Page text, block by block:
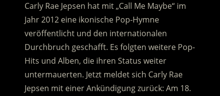
Carly Rae Jepsen hat mit „Call Me Maybe“ im
Jahr 2012 eine ikonische Pop-Hymne
veröffentlicht und den internationalen
Durchbruch geschafft. Es folgten weitere Pop-
Hits und Alben, die ihren Status weiter
untermauerten. Jetzt meldet sich Carly Rae
Jepsen mit einer Ankündigung zurück: Am 18.